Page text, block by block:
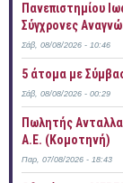
Πανεπιστημίου
Σύγχρονες
Σάβ, 08/08/2026 - 10:46
5 άτομα με
Σάβ, 08/08/2026 - 00:29
Πωλητής
Α.Ε. (Κομοτηνή)
Παρ, 07/08/2026 - 18:43